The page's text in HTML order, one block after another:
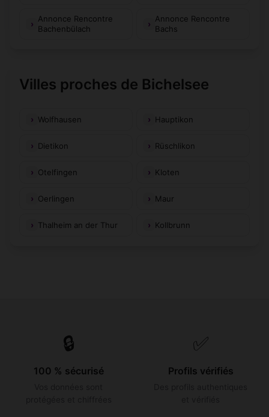
Annonce Rencontre
Bachenbülach
Annonce Rencontre
Bachs
Villes proches de Bichelsee
Wolfhausen Hauptikon
Dietikon Rüschlikon
Otelfingen Kloten
Oerlingen Maur
Thalheim an der Thur Kollbrunn
🔒
100 % sécurisé
✅
Profils vérifiés